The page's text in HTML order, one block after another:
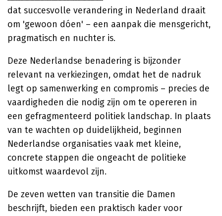
dat succesvolle verandering in Nederland draait
om 'gewoon dóen' – een aanpak die mensgericht,
pragmatisch en nuchter is.
Deze Nederlandse benadering is bijzonder
relevant na verkiezingen, omdat het de nadruk
legt op samenwerking en compromis – precies de
vaardigheden die nodig zijn om te opereren in
een gefragmenteerd politiek landschap. In plaats
van te wachten op duidelijkheid, beginnen
Nederlandse organisaties vaak met kleine,
concrete stappen die ongeacht de politieke
uitkomst waardevol zijn.
De zeven wetten van transitie die Damen
beschrijft, bieden een praktisch kader voor